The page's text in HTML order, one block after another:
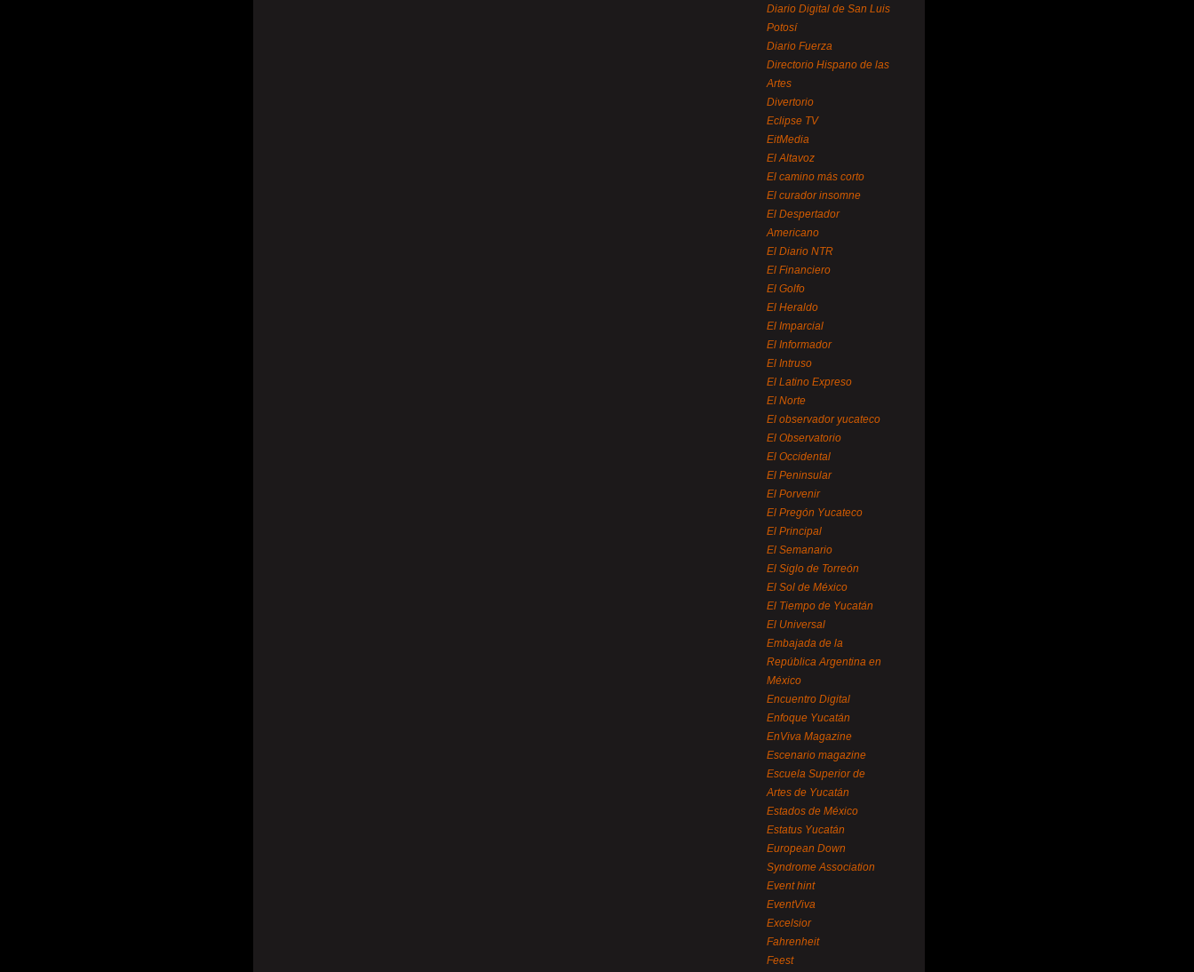
Diario Digital de San Luis
Potosí
Diario Fuerza
Directorio Hispano de las
Artes
Divertorio
Eclipse TV
EitMedia
El Altavoz
El camino más corto
El curador insomne
El Despertador
Americano
El Diario NTR
El Financiero
El Golfo
El Heraldo
El Imparcial
El Informador
El Intruso
El Latino Expreso
El Norte
El observador yucateco
El Observatorio
El Occidental
El Peninsular
El Porvenir
El Pregón Yucateco
El Principal
El Semanario
El Siglo de Torreón
El Sol de México
El Tiempo de Yucatán
El Universal
Embajada de la
República Argentina en
México
Encuentro Digital
Enfoque Yucatán
EnViva Magazine
Escenario magazine
Escuela Superior de
Artes de Yucatán
Estados de México
Estatus Yucatán
European Down
Syndrome Association
Event hint
EventViva
Excelsior
Fahrenheit
Feest